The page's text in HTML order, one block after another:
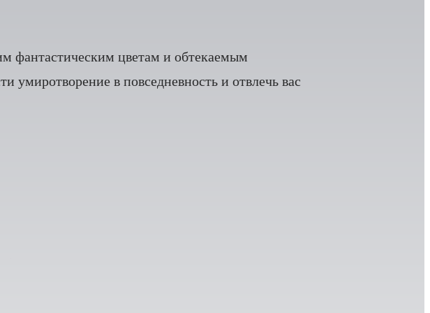
фантастическим цветам и обтекаемым
умиротворение в повседневность и отвлечь вас